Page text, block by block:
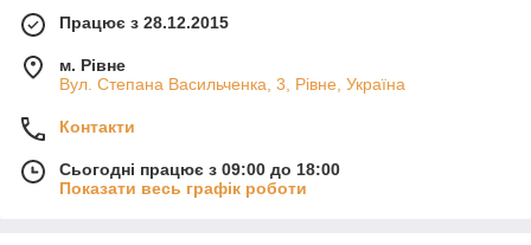
Працює з 28.12.2015
м. Рівне
Вул. Степана Васильченка, 3, Рівне, Україна
Контакти
Сьогодні працює з 09:00 до 18:00
Показати весь графік роботи